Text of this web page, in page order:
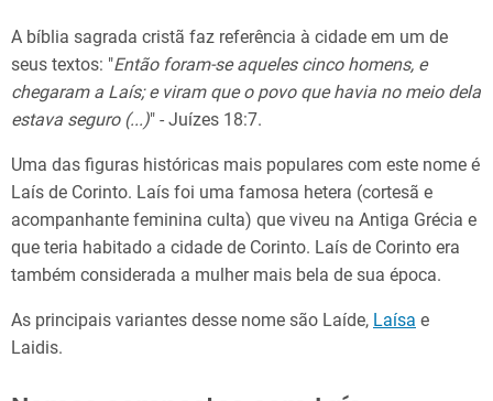
A bíblia sagrada cristã faz referência à cidade em um de
seus textos: "Então foram-se aqueles cinco homens, e
chegaram a Laís; e viram que o povo que havia no meio dela
estava seguro (...)" - Juízes 18:7.
Uma das figuras históricas mais populares com este nome é
Laís de Corinto. Laís foi uma famosa hetera (cortesã e
acompanhante feminina culta) que viveu na Antiga Grécia e
que teria habitado a cidade de Corinto. Laís de Corinto era
também considerada a mulher mais bela de sua época.
As principais variantes desse nome são Laíde, Laísa e
Laidis.